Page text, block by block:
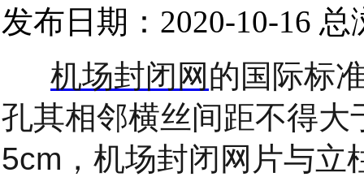
发布日期：2020-10-16 总
机场封闭网 的国际标
孔其相邻横丝间距不得大
5cm ，机场封闭网片与